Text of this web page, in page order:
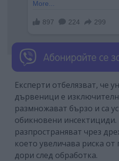
Експерти отбелязват, че
дървеници е
размножават бързо и са
обикновени
разпространяват чрез
което увеличава риска
дори след обработка.